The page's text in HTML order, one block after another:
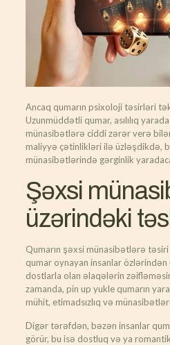
Ancaq qumarın psixoloji təsirləri
Uzunmüddətli qumar, asılılıq
münasibətlərə ciddi zərər verə
maliyyə çətinlikləri ilə üzləşdikdə,
münasibətlərində gərginlik
Şəxsi
üzərindəki
Qumarın şəxsi münasibətlərə
qumar oynayan insanlar
dostlarla olan əlaqələrin
zamanda, pin up yukle qumarın
mühit, etimadsızlıq və
Digər tərəfdən, bəzən insanlar
görür, bu isə dostluq və ya